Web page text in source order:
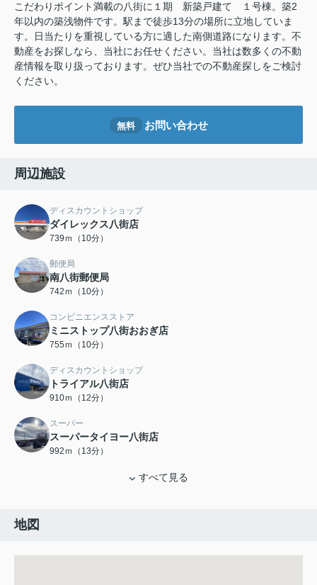
こだわりポイント満載の八街に１期 新築戸建て １号棟。築2
年以内の築浅物件です。駅まで徒歩13分の場所に立地していま
す。日当たりを重視している方に適した南側道路になります。不
動産をお探しなら、当社にお任せください。当社は数多くの不動
産情報を取り扱っております。ぜひ当社での不動産探しをご検討
ください。
無料 お問い合わせ
周辺施設
ディスカウントショップ
ダイレックス八街店
739ｍ（10分）
郵便局
南八街郵便局
742ｍ（10分）
コンビニエンスストア
ミニストップ八街おおぎ店
755ｍ（10分）
ディスカウントショップ
トライアル八街店
910ｍ（12分）
スーパー
スーパータイヨー八街店
992ｍ（13分）
すべて見る
地図